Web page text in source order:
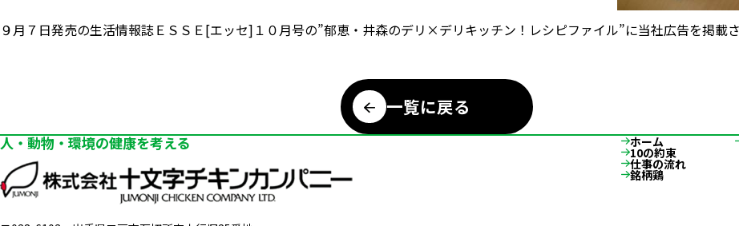
９月７日発売の生活情報誌ＥＳＳＥ[エッセ]１０月号の”郁恵・井森のデリ×デリキッチン！レシピファイル”に当社広告を掲載さ
一覧に戻る
人・動物・環境の健康を考える ホーム
10の約束
仕事の流れ
銘柄鶏